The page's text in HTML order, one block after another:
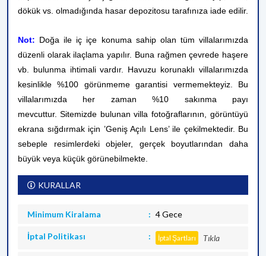
dökük vs. olmadığında hasar depozitosu tarafınıza iade edilir.
Not: Doğa ile iç içe konuma sahip olan tüm villalarımızda
düzenli olarak ilaçlama yapılır. Buna rağmen çevrede haşere
vb. bulunma ihtimali vardır. Havuzu korunaklı villalarımızda
kesinlikle %100 görünmeme garantisi vermemekteyiz. Bu
villalarımızda her zaman %10 sakınma payı
mevcuttur. Sitemizde bulunan villa fotoğraflarının, görüntüyü
ekrana sığdırmak için ’Geniş Açılı Lens’ ile çekilmektedir. Bu
sebeple resimlerdeki objeler, gerçek boyutlarından daha
büyük veya küçük görünebilmekte.
KURALLAR
Minimum Kiralama 4 Gece
İptal Politikası İptal Şartları Tıkla